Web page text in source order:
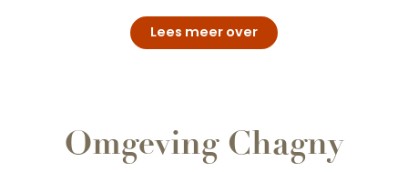
Lees meer over
Omgeving Chagny